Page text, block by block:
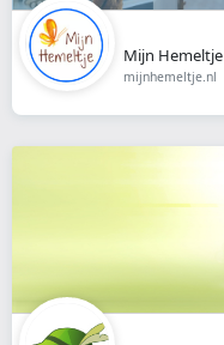
Mijn Hemeltje
mijnhemeltje.nl